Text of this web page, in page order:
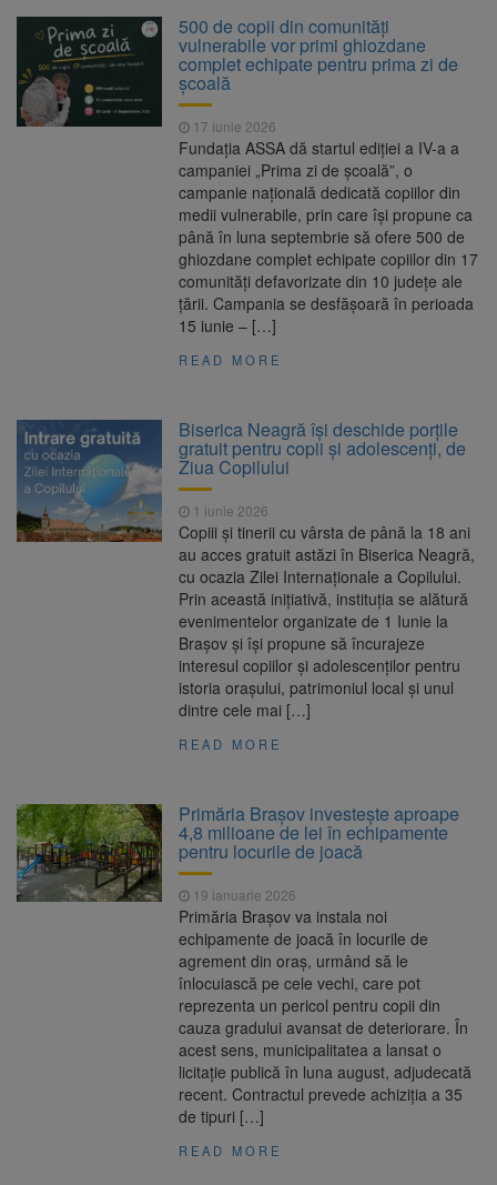
Tâmpa intră în renovare. Contract de peste 1
milion de lei și termen de trei luni
7 august 2026
Unul dintre cele mai mari
parcuri ale Brașovului va fi amenajat în
Bartolomeu-Avantgarden. Contractul a fost
Aplicarea tarifelor pentru
rovinietă și TollRo va începe la 1 octombrie
Dosar de evaziune fiscală de
peste 330.000 de lei, clasat la Brașov după
500 de copii din comunități
vulnerabile vor primi ghiozdane
complet echipate pentru prima zi de
școală
17 iunie 2026
Fundația ASSA dă startul ediției a IV-a a
campaniei „Prima zi de școală”, o
campanie națională dedicată copiilor din
medii vulnerabile, prin care își propune ca
până în luna septembrie să ofere 500 de
ghiozdane complet echipate copiilor din 17
comunități defavorizate din 10 județe ale
țării. Campania se desfășoară în perioada
15 iunie – […]
READ MORE
Biserica Neagră își deschide porțile
gratuit pentru copii și adolescenți, de
Ziua Copilului
1 iunie 2026
Copiii și tinerii cu vârsta de până la 18 ani
au acces gratuit astăzi în Biserica Neagră,
cu ocazia Zilei Internaționale a Copilului.
Prin această inițiativă, instituția se alătură
evenimentelor organizate de 1 Iunie la
Brașov și își propune să încurajeze
interesul copiilor și adolescenților pentru
istoria orașului, patrimoniul local și unul
dintre cele mai […]
READ MORE
Primăria Brașov investește aproape
4,8 milioane de lei în echipamente
pentru locurile de joacă
19 ianuarie 2026
Primăria Brașov va instala noi
echipamente de joacă în locurile de
agrement din oraș, urmând să le
înlocuiască pe cele vechi, care pot
reprezenta un pericol pentru copii din
cauza gradului avansat de deteriorare. În
acest sens, municipalitatea a lansat o
licitație publică în luna august, adjudecată
recent. Contractul prevede achiziția a 35
de tipuri […]
READ MORE